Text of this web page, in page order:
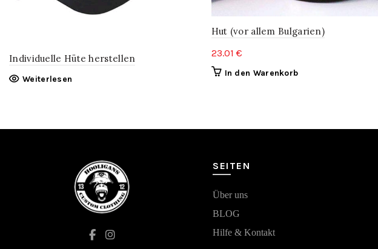
Individuelle Hüte herstellen
Weiterlesen
Hut (vor allem Bulgarien)
23.01 €
In den Warenkorb
SEITEN
Über uns
BLOG
Hilfe & Kontakt